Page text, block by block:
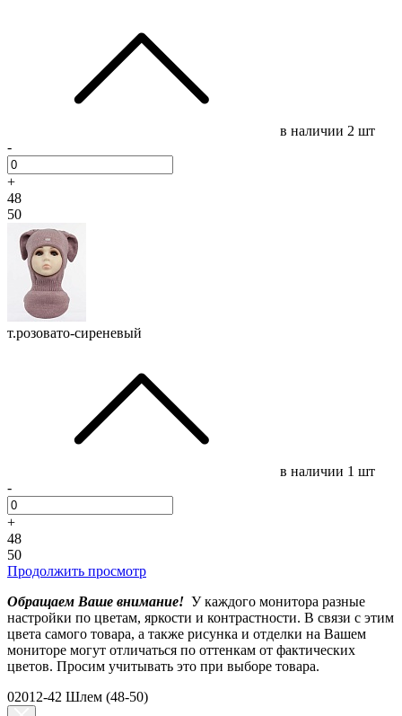
в наличии 2 шт
-
+
48
50
т.розовато-сиреневый
в наличии 1 шт
-
+
48
50
Продолжить просмотр
Обращаем Ваше внимание! У каждого монитора разные
настройки по цветам, яркости и контрастности. В связи с этим
цвета самого товара, а также рисунка и отделки на Вашем
мониторе могут отличаться по оттенкам от фактических
цветов. Просим учитывать это при выборе товара.
02012-42 Шлем (48-50)